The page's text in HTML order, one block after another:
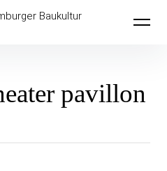
für Hamburger
pavillon